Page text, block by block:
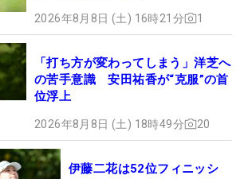
2026年8月8日 (土) 16時21分 1
「打ち方が変わってしまう」洋芝へ
の苦手意識 安田祐香が“克服”の首
位浮上
2026年8月8日 (土) 18時49分 20
伊藤二花は52位フィニッシ